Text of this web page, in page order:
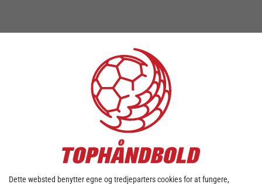
Dette websted benytter egne og tredjeparters cookies for at fungere,